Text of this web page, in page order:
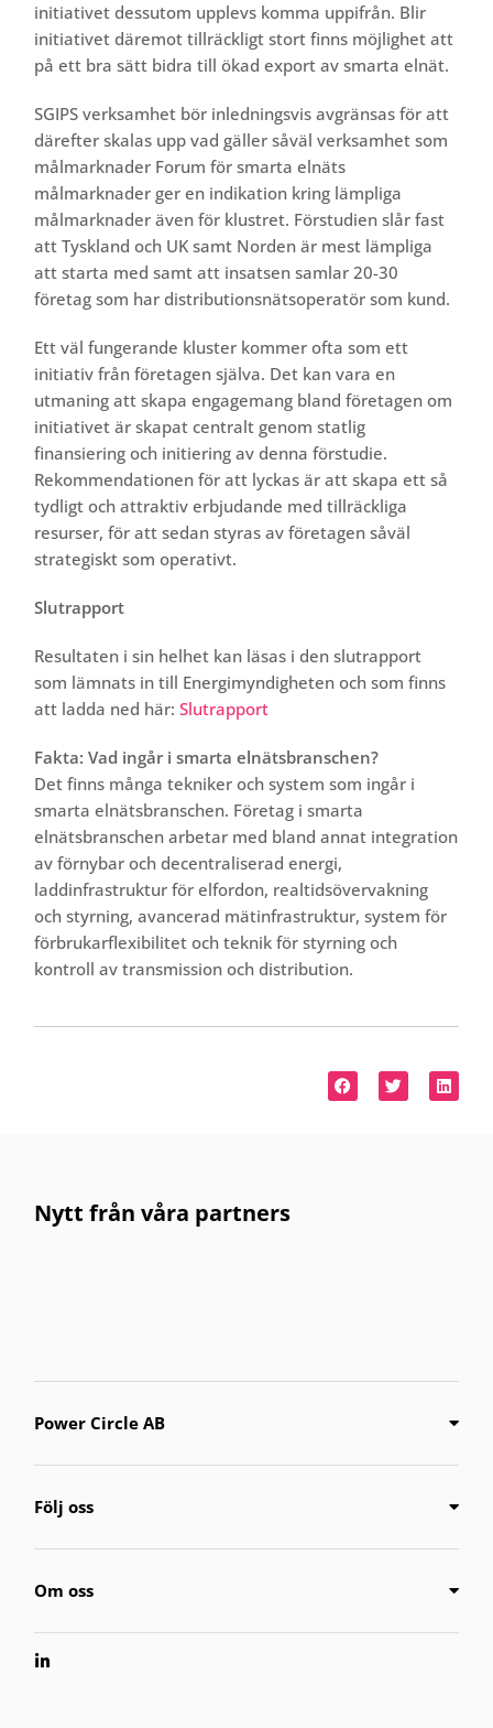
initiativet dessutom upplevs komma uppifrån. Blir
initiativet däremot tillräckligt stort finns möjlighet att
på ett bra sätt bidra till ökad export av smarta elnät.
SGIPS verksamhet bör inledningsvis avgränsas för att
därefter skalas upp vad gäller såväl verksamhet som
målmarknader Forum för smarta elnäts
målmarknader ger en indikation kring lämpliga
målmarknader även för klustret. Förstudien slår fast
att Tyskland och UK samt Norden är mest lämpliga
att starta med samt att insatsen samlar 20-30
företag som har distributionsnätsoperatör som kund.
Ett väl fungerande kluster kommer ofta som ett
initiativ från företagen själva. Det kan vara en
utmaning att skapa engagemang bland företagen om
initiativet är skapat centralt genom statlig
finansiering och initiering av denna förstudie.
Rekommendationen för att lyckas är att skapa ett så
tydligt och attraktiv erbjudande med tillräckliga
resurser, för att sedan styras av företagen såväl
strategiskt som operativt.
Slutrapport
Resultaten i sin helhet kan läsas i den slutrapport
som lämnats in till Energimyndigheten och som finns
att ladda ned här:Slutrapport
Fakta: Vad ingår i smarta elnätsbranschen?
​Det finns många tekniker och system som ingår i
smarta elnätsbranschen. Företag i smarta
elnätsbranschen arbetar med bland annat integration
av förnybar och decentraliserad energi,
laddinfrastruktur för elfordon, realtidsövervakning
och styrning, avancerad mätinfrastruktur, system för
förbrukarflexibilitet och teknik för styrning och
kontroll av transmission och distribution.
Nytt från våra partners
Power Circle AB
Följ oss
Om oss